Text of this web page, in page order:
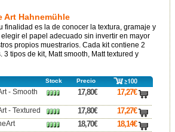
Art Hahnemühle
finalidad es la de conocer la textura, gramaje y
el papel adecuado sin invertir en mayor
propios muestrarios. Cada kit contiene 2
tipos de kit, Matt smooth, Matt textured y
Stock Precio
- Smooth
17,80€ 17,27€carro
- Textured 17,80€ 17,27€carro
18,70€ 18,14€carro